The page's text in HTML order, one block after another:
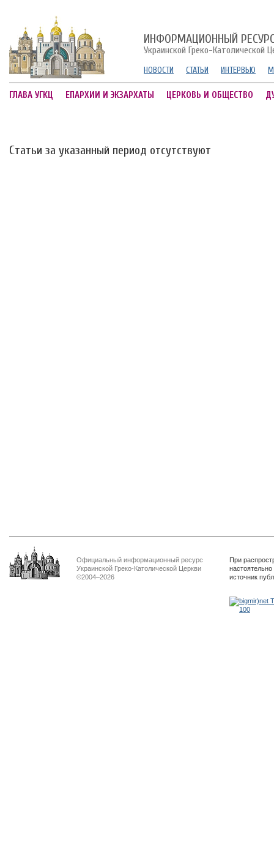
ИНФОРМАЦИОННЫЙ
Украинской Греко-Католической
НОВОСТИ СТАТЬИ ИНТЕРВЬЮ
ГЛАВА УГКЦ ЕПАРХИИ И ЭКЗАРХАТЫ ЦЕРКОВЬ И ОБЩЕСТВО
Статьи за указанный период отсутствуют
Официальный информационный ресурс
Украинской Греко-Католической Церкви
©2004–2026
При
источник